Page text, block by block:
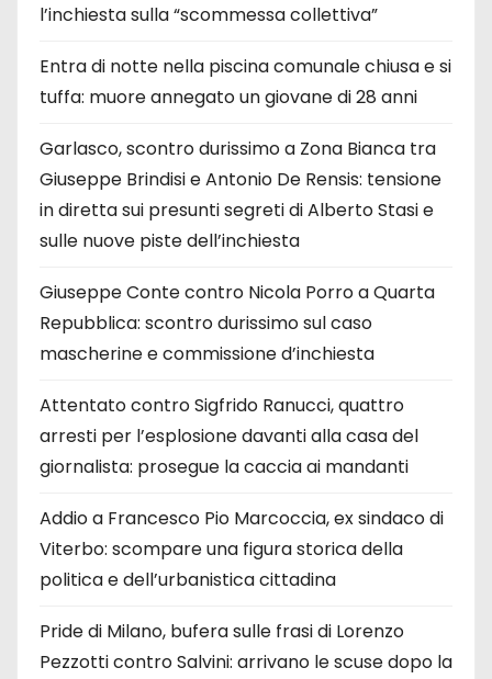
l’inchiesta sulla “scommessa collettiva”
Entra di notte nella piscina comunale chiusa e si
tuffa: muore annegato un giovane di 28 anni
Garlasco, scontro durissimo a Zona Bianca tra
Giuseppe Brindisi e Antonio De Rensis: tensione
in diretta sui presunti segreti di Alberto Stasi e
sulle nuove piste dell’inchiesta
Giuseppe Conte contro Nicola Porro a Quarta
Repubblica: scontro durissimo sul caso
mascherine e commissione d’inchiesta
Attentato contro Sigfrido Ranucci, quattro
arresti per l’esplosione davanti alla casa del
giornalista: prosegue la caccia ai mandanti
Addio a Francesco Pio Marcoccia, ex sindaco di
Viterbo: scompare una figura storica della
politica e dell’urbanistica cittadina
Pride di Milano, bufera sulle frasi di Lorenzo
Pezzotti contro Salvini: arrivano le scuse dopo la